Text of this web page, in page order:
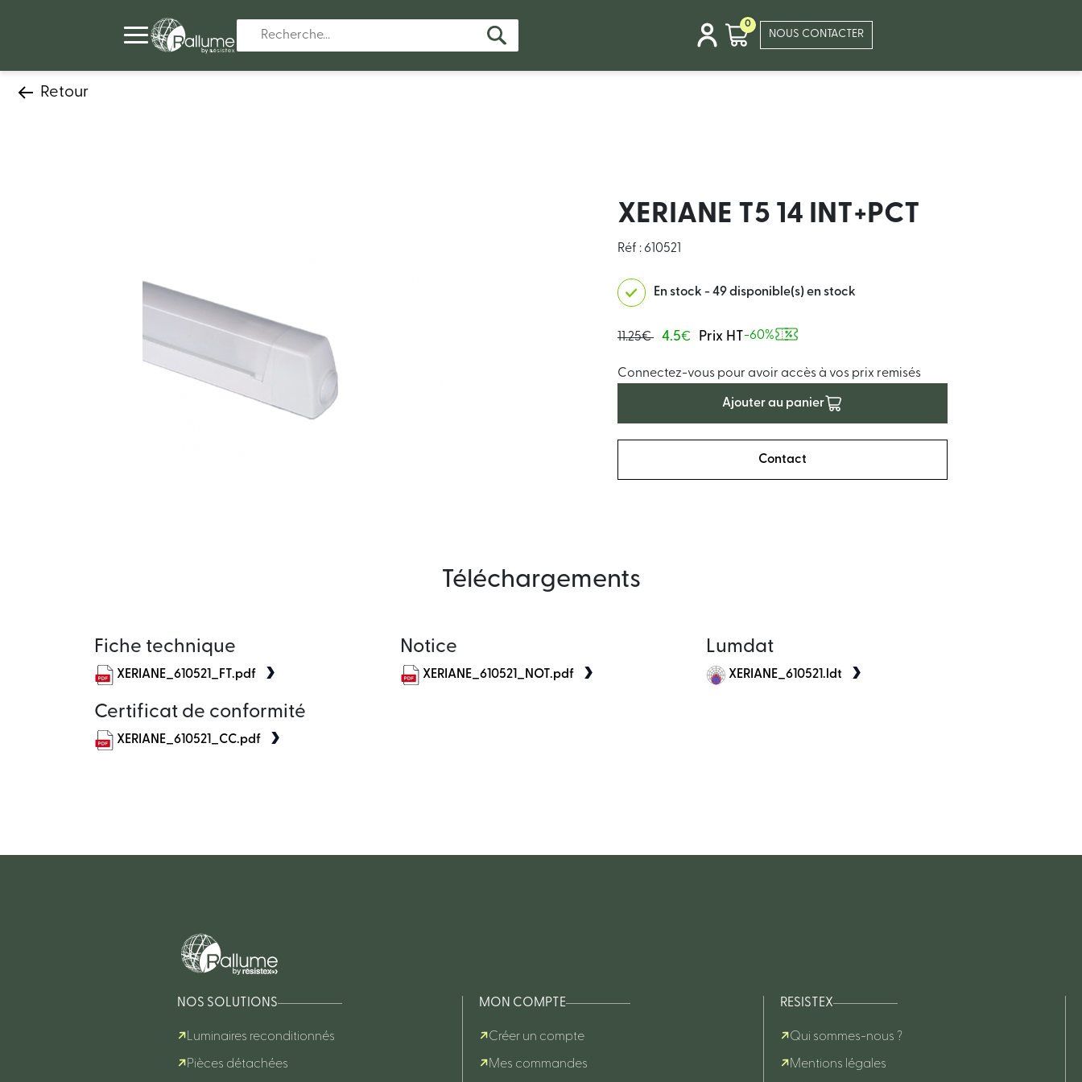
0
NOUS CONTACTER
Retour
XERIANE T5 14 INT+PCT
Réf : 610521
En stock - 49 disponible(s) en stock
11.25€ 4.5€ Prix HT-60%
Connectez-vous pour avoir accès à vos prix remisés
Ajouter au panier
Contact
Téléchargements
Fiche technique
XERIANE_610521_FT.pdf
Notice
XERIANE_610521_NOT.pdf
Lumdat
XERIANE_610521.ldt
Certificat de conformité
XERIANE_610521_CC.pdf
NOS SOLUTIONS
Luminaires reconditionnés
Pièces détachées
MON COMPTE
Créer un compte
Mes commandes
RESISTEX
Qui sommes-nous ?
Mentions légales